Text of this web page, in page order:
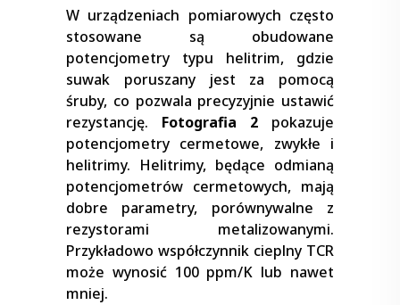
W urządzeniach pomiarowych często
stosowane są obudowane
potencjometry typu helitrim, gdzie
suwak poruszany jest za pomocą
śruby, co pozwala precyzyjnie ustawić
rezystancję. Fotografia 2 pokazuje
potencjometry cermetowe, zwykłe i
helitrimy. Helitrimy, będące odmianą
potencjometrów cermetowych, mają
dobre parametry, porównywalne z
rezystorami metalizowanymi.
Przykładowo współczynnik cieplny TCR
może wynosić 100 ppm/K lub nawet
mniej.